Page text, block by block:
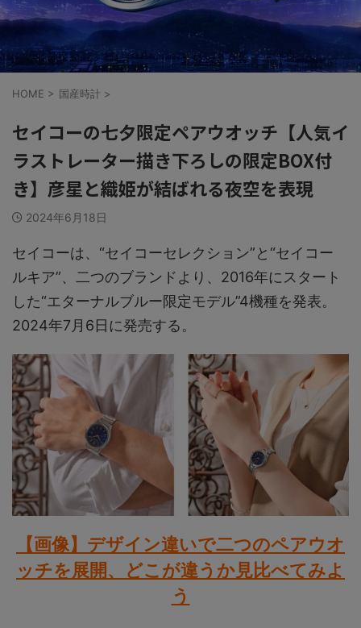
HOME > 国産時計 >
セイコーの七夕限定ペアウオッチ【人気イ
ラストレーター描き下ろしの限定BOX付
き】彦星と織姫が結ばれる夜空を表現
2024年6月18日
セイコーは、“セイコーセレクション”と“セイコー
ルキア”、二つのブランドより、2016年にスタート
した“エターナルブルー限定モデル”4機種を発表。
2024年7月6日に発売する。
【画像】デザイン違いで二つのペアウオ
ッチを展開、どこが違うか見比べてみよ
う